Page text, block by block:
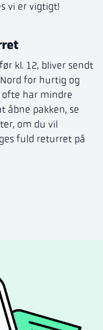
vi er vigtigt!
kl. 12, bliver sendt
for hurtig og
ofte har mindre
åbne pakken, se
om du vil
fuld returret på